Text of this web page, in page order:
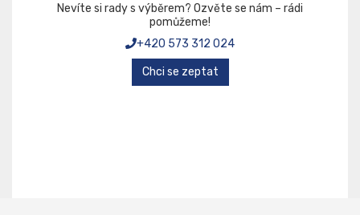
Nevíte si rady s výběrem? Ozvěte se nám – rádi
pomůžeme!
+420 573 312 024
Chci se zeptat